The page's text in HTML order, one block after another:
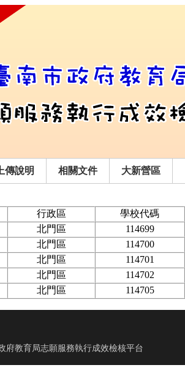
上傳說明 相關文件 大新營區
行政區
學校代碼
北門區
114699
北門區
114700
北門區
114701
北門區
114702
北門區 114705
府教育局志願服務執行成效檢核平台